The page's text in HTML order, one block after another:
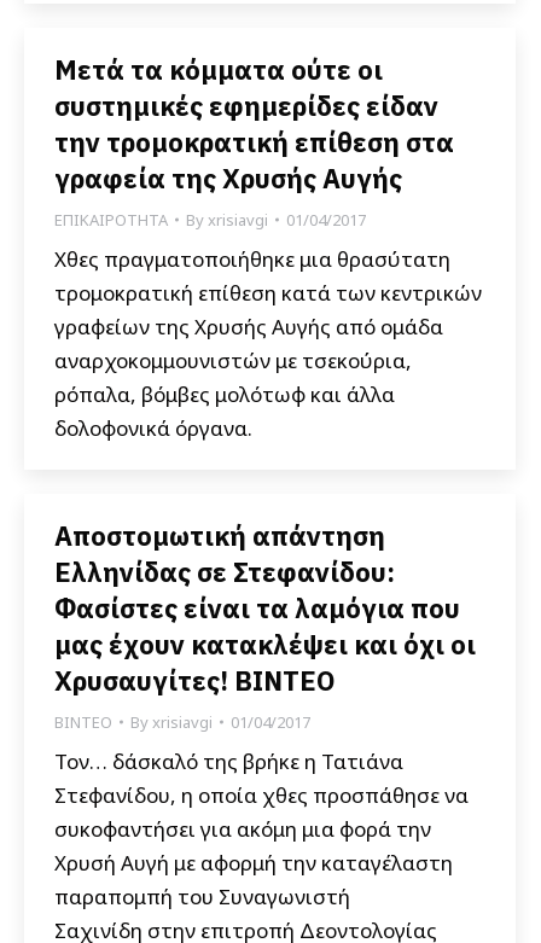
Μετά τα κόμματα ούτε οι
συστημικές εφημερίδες είδαν
την τρομοκρατική επίθεση στα
γραφεία της Χρυσής Αυγής
ΕΠΙΚΑΙΡΟΤΗΤΑ Byxrisiavgi 01/04/2017
Χθες πραγματοποιήθηκε μια θρασύτατη
τρομοκρατική επίθεση κατά των κεντρικών
γραφείων της Χρυσής Αυγής από ομάδα
αναρχοκομμουνιστών με τσεκούρια,
ρόπαλα, βόμβες μολότωφ και άλλα
δολοφονικά όργανα.
Αποστομωτική απάντηση
Ελληνίδας σε Στεφανίδου:
Φασίστες είναι τα λαμόγια που
μας έχουν κατακλέψει και όχι οι
Χρυσαυγίτες! ΒΙΝΤΕΟ
ΒΙΝΤΕΟ Byxrisiavgi 01/04/2017
Τον… δάσκαλό της βρήκε η Τατιάνα
Στεφανίδου, η οποία χθες προσπάθησε να
συκοφαντήσει για ακόμη μια φορά την
Χρυσή Αυγή με αφορμή την καταγέλαστη
παραπομπή του Συναγωνιστή
Σαχινίδη στην επιτροπή Δεοντολογίας